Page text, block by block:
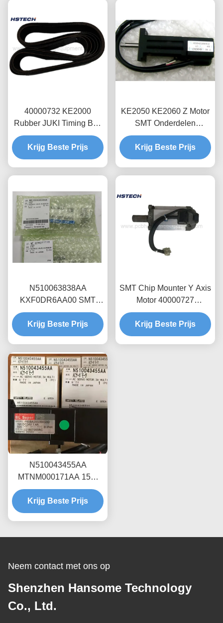
40000732 KE2000
Rubber JUKI Timing Belt
2350-5GT-70
Krijg Beste Prijs
KE2050 KE2060 Z Motor
SMT Onderdelen
40003253
TS4633N2026E602
Krijg Beste Prijs
N510063838AA
KXF0DR6AA00 SMT
Machine Solenoïde Valve
Panasonic
Krijg Beste Prijs
SMT Chip Mounter Y Axis
Motor 40000727
TS4616N1020E200 Voor
JUKI 2050
Krijg Beste Prijs
N510043455AA
MTNM000171AA 15W
SMT-machinemotor
Panasonic CM602
Krijg Beste Prijs
Neem contact met ons op
Shenzhen Hansome Technology
Co., Ltd.